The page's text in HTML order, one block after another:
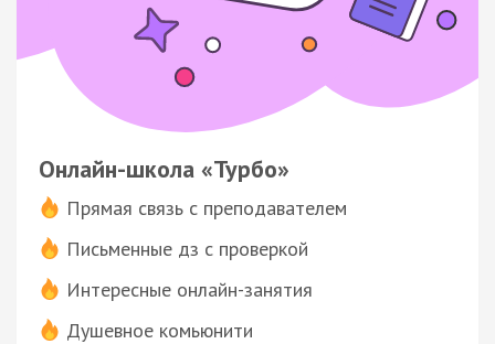
Онлайн-школа «Турбо»
Прямая связь с преподавателем
Письменные дз с проверкой
Интересные онлайн-занятия
Душевное комьюнити